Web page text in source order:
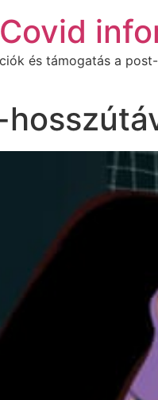
és támogatás a